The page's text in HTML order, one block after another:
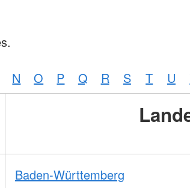
N O P Q R S T U
Baden-Württemberg